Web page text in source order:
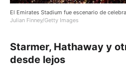
El Emirates Stadium fue escenario de
Julian Finney/Getty Images
Starmer, Hathaway y
desde lejos